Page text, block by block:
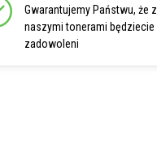
Gwarantujemy Państwu, że z
naszymi tonerami będziecie
zadowoleni